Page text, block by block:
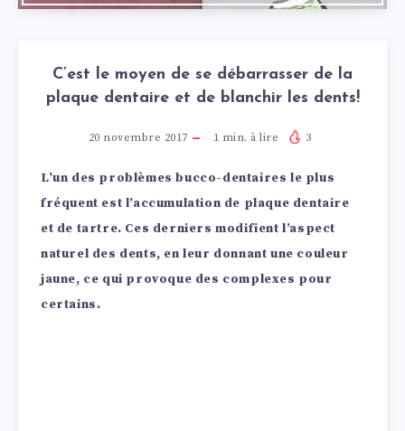
C’est le moyen de se débarrasser de la
plaque dentaire et de blanchir les dents!
20 novembre 2017 1 min. à lire 3
L’un des problèmes bucco-dentaires le plus
fréquent est l’accumulation de plaque dentaire
et de tartre. Ces derniers modifient l’aspect
naturel des dents, en leur donnant une couleur
jaune, ce qui provoque des complexes pour
certains.